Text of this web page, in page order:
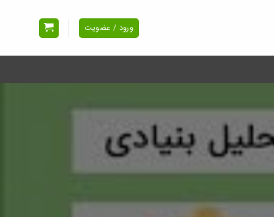
ورود / عضویت